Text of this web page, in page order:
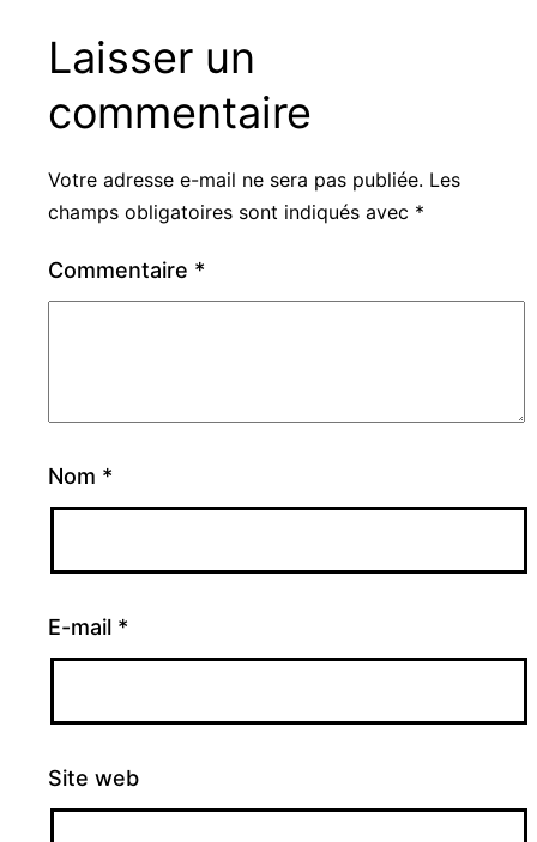
Laisser un
commentaire
Votre adresse e-mail ne sera pas publiée. Les
champs obligatoires sont indiqués avec *
Commentaire *
Nom *
E-mail *
Site web